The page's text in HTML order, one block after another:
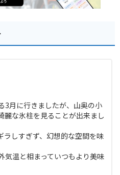
3月に行きましたが、山奥の小
麗な氷柱を見ることが出来まし
ラしすぎず、幻想的な空間を味
気温と相まっていつもより美味